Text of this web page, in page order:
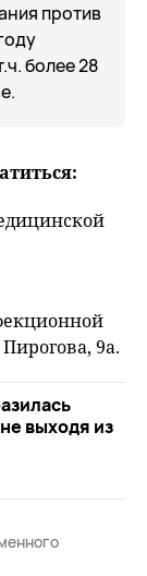
против
более 28
9а.
выходя из